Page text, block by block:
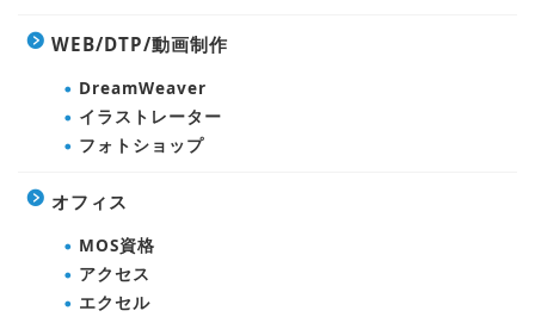
WEB/DTP/動画制作
DreamWeaver
イラストレーター
フォトショップ
オフィス
MOS資格
アクセス
エクセル